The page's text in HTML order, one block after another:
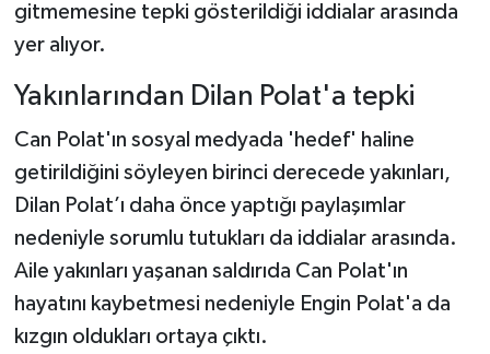
gitmemesine tepki gösterildiği iddialar arasında
yer alıyor.
Yakınlarından Dilan Polat'a tepki
Can Polat'ın sosyal medyada 'hedef' haline
getirildiğini söyleyen birinci derecede yakınları,
Dilan Polat’ı daha önce yaptığı paylaşımlar
nedeniyle sorumlu tutukları da iddialar arasında.
Aile yakınları yaşanan saldırıda Can Polat'ın
hayatını kaybetmesi nedeniyle Engin Polat'a da
kızgın oldukları ortaya çıktı.